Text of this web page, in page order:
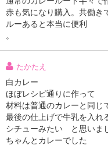
ー、クリーミングパウダー、酵母エキ
ねぎエキス、ガーリックパウダー、脱
化防止剤(ビタミンE、ビタミンC)、
ーパウダー、ブラウンルウ、オニオ
トパウダー、果糖、調味油、チキンエ
豆、ガーリックパウダー、香味野菜風
ローストオニオンパウダー、粉末コー
酸等)、乳化剤、酸味料、香料、香辛
肉・豚肉を含む)
赤も気になり購入。共働き
ルーあると本当に便利
。
たかたえ
白カレー
ほぼレシピ通りに作って
材料は普通のカレーと同じ
最後の仕上げで牛乳を入れ
シチューみたい と思いま
ちゃんとカレーでした